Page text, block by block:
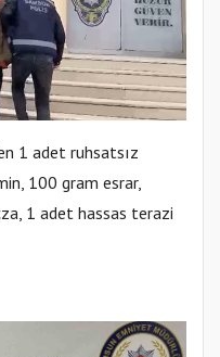
1 adet ruhsatsız
100 gram esrar,
1 adet hassas terazi